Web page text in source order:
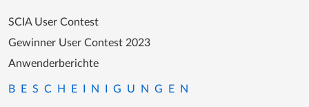
SCIA User Contest
Gewinner User Contest 2023
Anwenderberichte
BESCHEINIGUNGEN